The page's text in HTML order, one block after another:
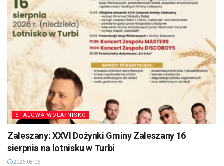
STALOWA WOLA/NISKO
Zaleszany: XXVI Dożynki Gminy Zaleszany 16
sierpnia na lotnisku w Turbi
2026-08-06